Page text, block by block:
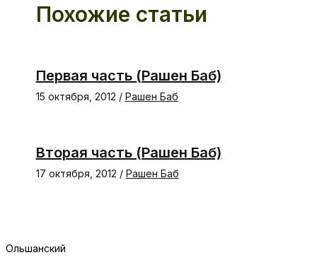
Похожие статьи
Первая часть (Рашен Баб)
15 октября, 2012 / Рашен Баб
Вторая часть (Рашен Баб)
17 октября, 2012 / Рашен Баб
Ольшанский